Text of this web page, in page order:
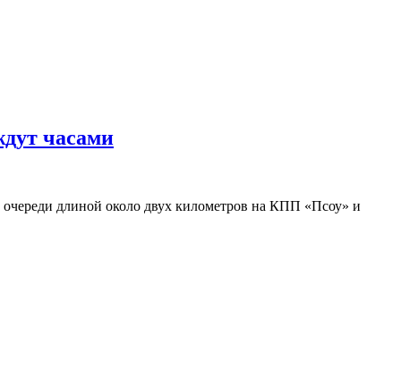
часами
очереди длиной около двух километров на КПП «Псоу» и